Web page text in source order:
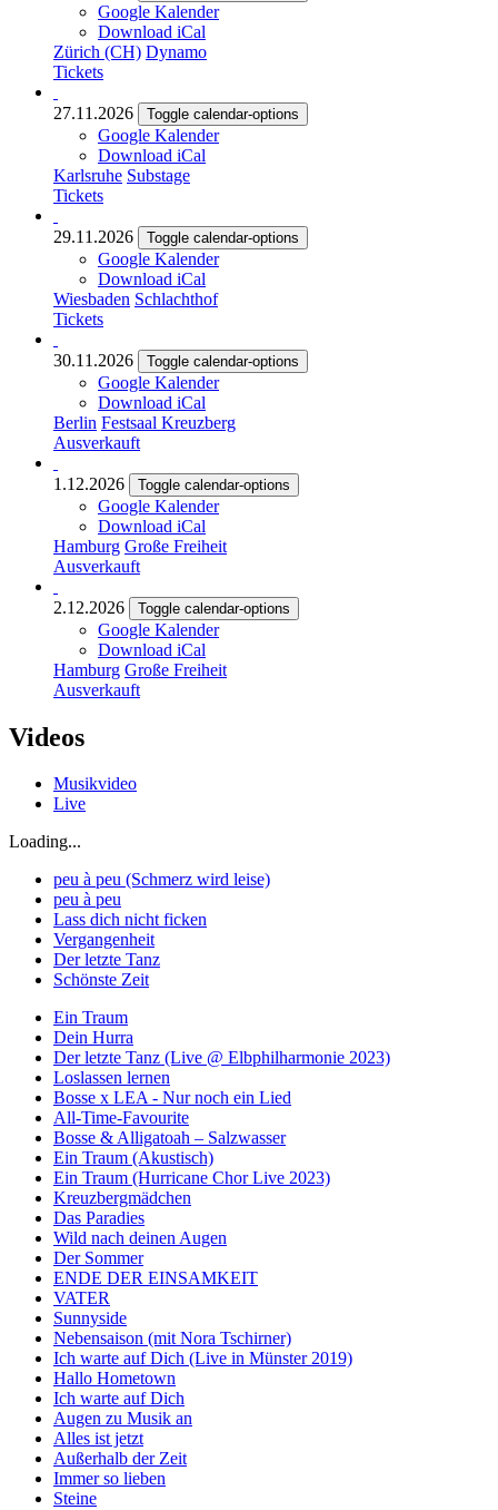
Google Kalender
Download iCal
Zürich (CH) Dynamo
Tickets
27.11.2026 Toggle calendar-options
Google Kalender
Download iCal
Karlsruhe Substage
Tickets
29.11.2026 Toggle calendar-options
Google Kalender
Download iCal
Wiesbaden Schlachthof
Tickets
30.11.2026 Toggle calendar-options
Google Kalender
Download iCal
Berlin Festsaal Kreuzberg
Ausverkauft
1.12.2026 Toggle calendar-options
Google Kalender
Download iCal
Hamburg Große Freiheit
Ausverkauft
2.12.2026 Toggle calendar-options
Google Kalender
Download iCal
Hamburg Große Freiheit
Ausverkauft
Videos
Musikvideo
Live
Loading...
peu à peu (Schmerz wird leise)
peu à peu
Lass dich nicht ficken
Vergangenheit
Der letzte Tanz
Schönste Zeit
Ein Traum
Dein Hurra
Der letzte Tanz (Live @ Elbphilharmonie 2023)
Loslassen lernen
Bosse x LEA - Nur noch ein Lied
All-Time-Favourite
Bosse & Alligatoah – Salzwasser
Ein Traum (Akustisch)
Ein Traum (Hurricane Chor Live 2023)
Kreuzbergmädchen
Das Paradies
Wild nach deinen Augen
Der Sommer
ENDE DER EINSAMKEIT
VATER
Sunnyside
Nebensaison (mit Nora Tschirner)
Ich warte auf Dich (Live in Münster 2019)
Hallo Hometown
Ich warte auf Dich
Augen zu Musik an
Alles ist jetzt
Außerhalb der Zeit
Immer so lieben
Steine